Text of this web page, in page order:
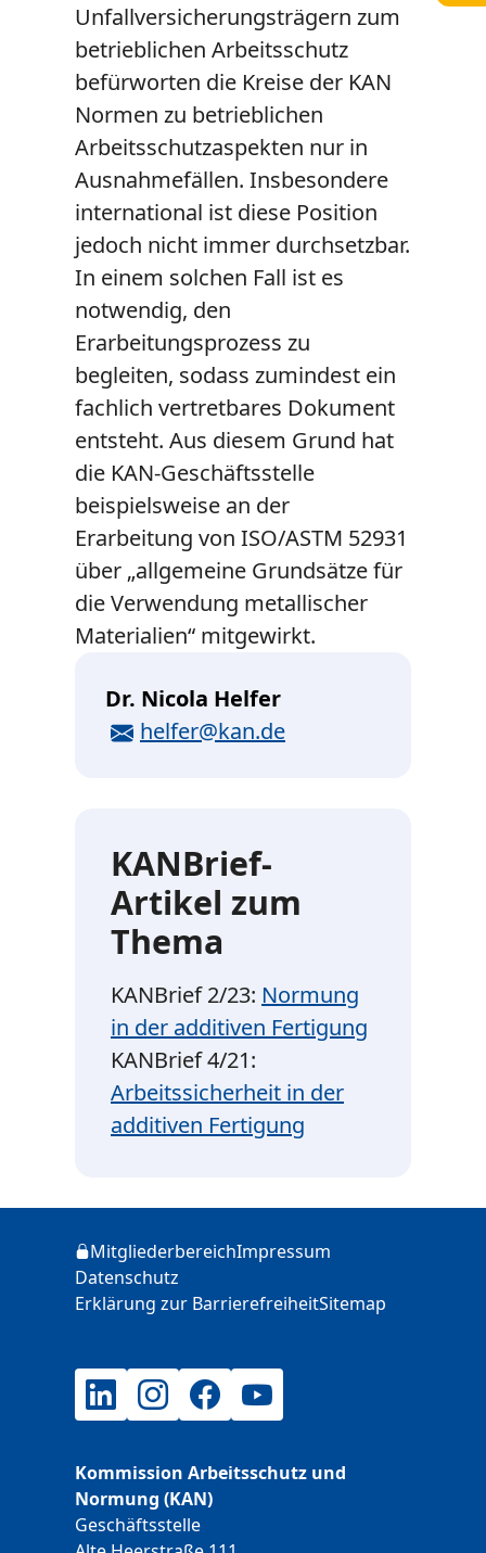
Unfallversicherungsträgern zum
betrieblichen Arbeitsschutz
befürworten die Kreise der KAN
Normen zu betrieblichen
Arbeitsschutzaspekten nur in
Ausnahmefällen. Insbesondere
international ist diese Position
jedoch nicht immer durchsetzbar.
In einem solchen Fall ist es
notwendig, den
Erarbeitungsprozess zu
begleiten, sodass zumindest ein
fachlich vertretbares Dokument
entsteht. Aus diesem Grund hat
die KAN-Geschäftsstelle
beispielsweise an der
Erarbeitung von ISO/ASTM 52931
über „allgemeine Grundsätze für
die Verwendung metallischer
Materialien“ mitgewirkt.
Dr. Nicola Helfer
E-Mail
helfer@kan.de
KANBrief-
Artikel zum
Thema
KANBrief 2/23: Normung
in der additiven Fertigung
KANBrief 4/21:
Arbeitssicherheit in der
additiven Fertigung
Login
MitgliederbereichImpressum
Datenschutz
Erklärung zur BarrierefreiheitSitemap
LinkedInInstagramFacebookYouTube
Kommission Arbeitsschutz und
Normung (KAN)
Geschäftsstelle